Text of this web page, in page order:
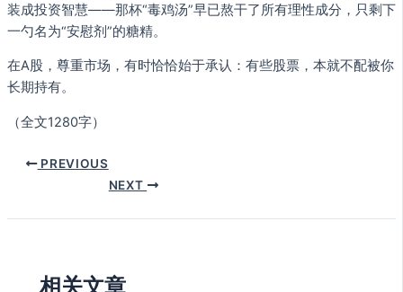
装成投资智慧——那杯“毒鸡汤”早已熬干了所有理性成分，只剩下
一勺名为“安慰剂”的糖精。
在A股，尊重市场，有时恰恰始于承认：有些股票，本就不配被你
长期持有。
（全文1280字）
PREVIOUS
NEXT
相关文章